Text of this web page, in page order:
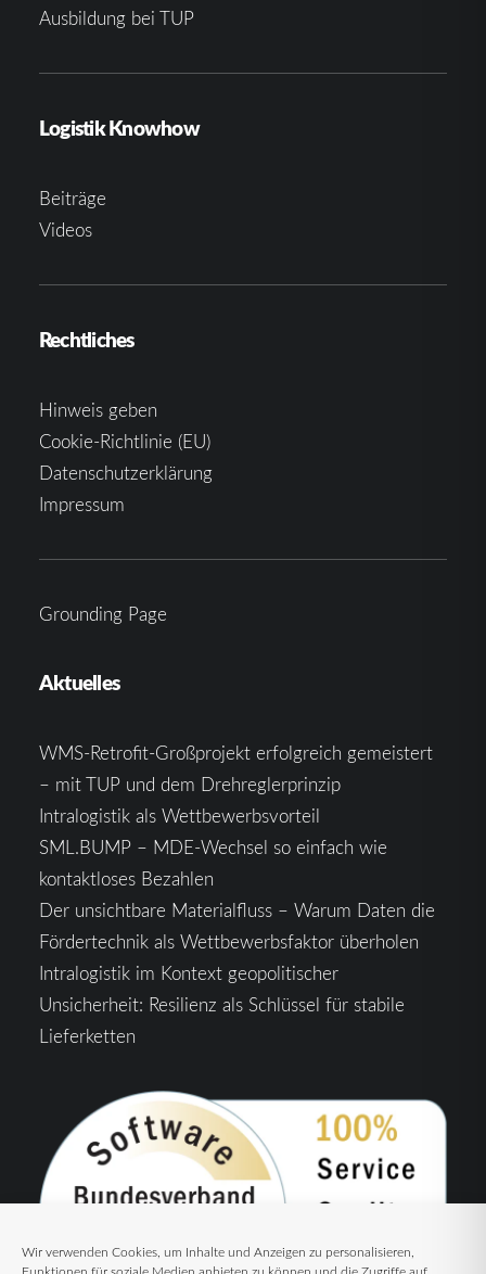
Wir verwenden Cookies, um Inhalte und Anzeigen zu personalisieren,
Ausbildung bei TUP
Logistik Knowhow
Beiträge
Videos
Rechtliches
Hinweis geben
Cookie-Richtlinie (EU)
Datenschutzerklärung
Impressum
Grounding Page
Aktuelles
WMS-Retrofit-Großprojekt erfolgreich gemeistert
– mit TUP und dem Drehreglerprinzip
Intralogistik als Wettbewerbsvorteil
SML.BUMP – MDE-Wechsel so einfach wie
kontaktloses Bezahlen
Der unsichtbare Materialfluss – Warum Daten die
Fördertechnik als Wettbewerbsfaktor überholen
Intralogistik im Kontext geopolitischer
Unsicherheit: Resilienz als Schlüssel für stabile
Lieferketten